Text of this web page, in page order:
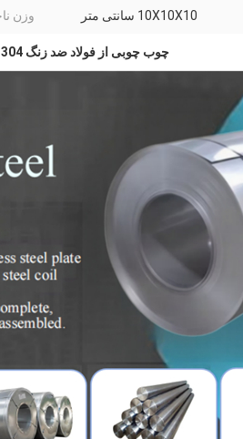
10X10X10 سانتی متر وزن
چوب چوبی از فولاد ضد زنگ 304 لیتر